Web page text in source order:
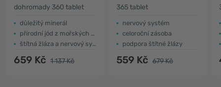
dohromady 360 tablet
důležitý minerál
přírodní jód z mořských řas
štítná žláza a nervový systém
659 Kč 1 137 Kč
365 tablet
nervový systém
celoroční zásoba
podpora štítné žlázy
559 Kč 679 Kč